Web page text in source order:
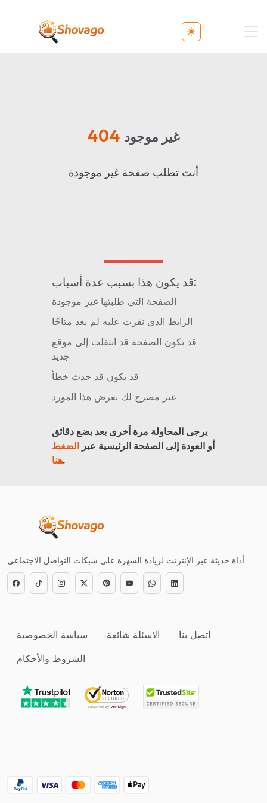
Toggle theme
404 غير موجود
أنت تطلب صفحة غير موجودة
قد يكون هذا بسبب عدة أسباب:
الصفحة التي طلبتها غير موجودة
الرابط الذي نقرت عليه لم يعد متاحًا
قد تكون الصفحة قد انتقلت إلى موقع
جديد
قد يكون قد حدث خطأ
غير مصرح لك بعرض هذا المورد
يرجى المحاولة مرة أخرى بعد بضع دقائق
أو العودة إلى الصفحة الرئيسية عبرالضغط
هنا.
أداة حديثة عبر الإنترنت لزيادة الشهرة على شبكات التواصل الاجتماعي
سياسة الخصوصية الاسئلة شائعة
اتصل بنا
الشروط والأحكام